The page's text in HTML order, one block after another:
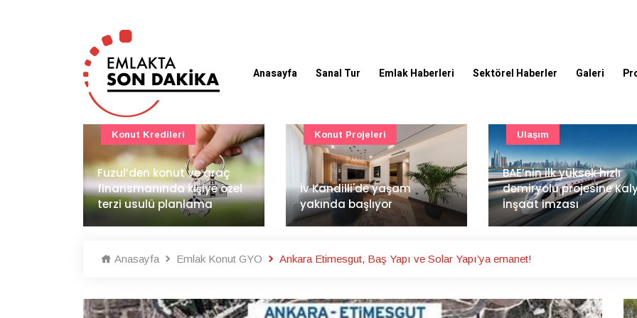
Anasayfa Sanal Tur Emlak Haberleri Sektörel Haberler Galeri
İv Kandilli'de yaşam
yakında başlıyor
Konut Projeleri
BAE’nin ilk yüksek hızlı
demiryolu projesine Kalyon
İnşaat imzası
Ulaşım
Mimarlık ve mühendislik
projeleri e-PYS ile dijital
ortama taşınacak
Güncel
Anasayfa Emlak Konut GYO Ankara Etimesgut, Baş Yapı ve Solar Yapı’ya emanet!